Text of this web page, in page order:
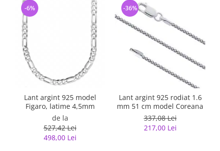
Lant argint 925 model
Figaro, latime 4,5mm
de la
527,42 Lei
498,00 Lei
-6%
Lant argint 925 rodiat 1.6
mm 51 cm model Coreana
337,08 Lei
217,00 Lei
-36%